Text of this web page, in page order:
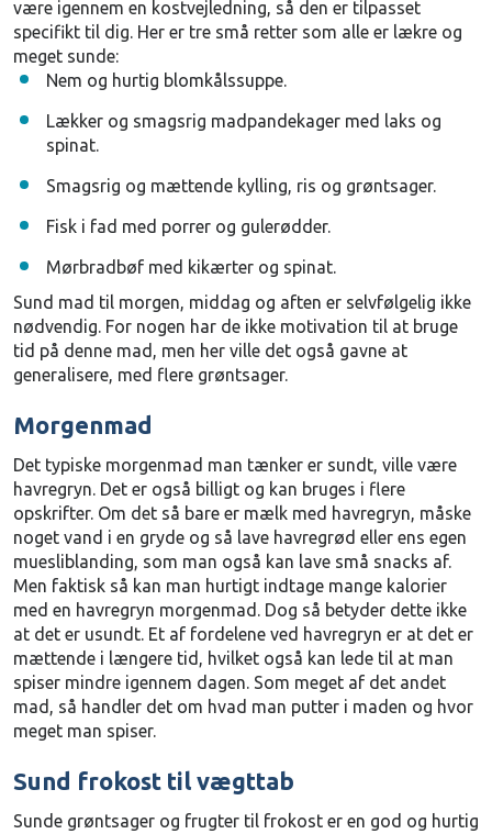
være igennem en kostvejledning, så den er tilpasset
specifikt til dig. Her er tre små retter som alle er lækre og
meget sunde:
Nem og hurtig blomkålssuppe.
Lækker og smagsrig madpandekager med laks og
spinat.
Smagsrig og mættende kylling, ris og grøntsager.
Fisk i fad med porrer og gulerødder.
Mørbradbøf med kikærter og spinat.
Sund mad til morgen, middag og aften er selvfølgelig ikke
nødvendig. For nogen har de ikke motivation til at bruge
tid på denne mad, men her ville det også gavne at
generalisere, med flere grøntsager.
Morgenmad
Det typiske morgenmad man tænker er sundt, ville være
havregryn. Det er også billigt og kan bruges i flere
opskrifter. Om det så bare er mælk med havregryn, måske
noget vand i en gryde og så lave havregrød eller ens egen
muesliblanding, som man også kan lave små snacks af.
Men faktisk så kan man hurtigt indtage mange kalorier
med en havregryn morgenmad. Dog så betyder dette ikke
at det er usundt. Et af fordelene ved havregryn er at det er
mættende i længere tid, hvilket også kan lede til at man
spiser mindre igennem dagen. Som meget af det andet
mad, så handler det om hvad man putter i maden og hvor
meget man spiser.
Sund frokost til vægttab
Sunde grøntsager og frugter til frokost er en god og hurtig